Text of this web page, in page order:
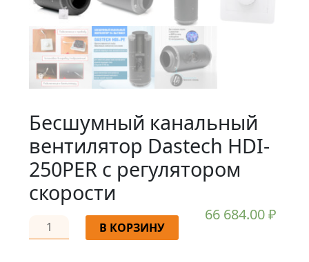
Бесшумный канальный
вентилятор Dastech HDI-
250PER с регулятором
скорости
66 684.00₽
В КОРЗИНУ